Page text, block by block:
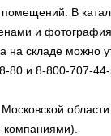
В
и
на складе можно
80 и 8-800-707-44-
компаниями).